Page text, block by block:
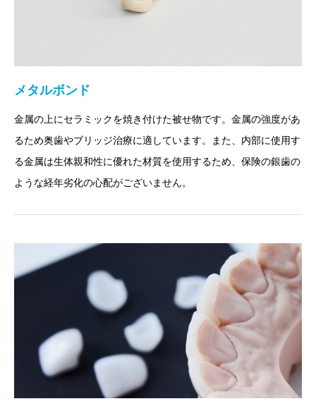
メタルボンド
金属の上にセラミックを焼き付けた被せ物です。金属の強度があ
るため奥歯やブリッジ治療に適しています。また、内部に使用す
る金属は生体親和性に優れた材質を使用するため、保険の銀歯の
ような経年劣化の心配がございません。